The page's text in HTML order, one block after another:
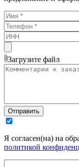
Загрузите файл
Отправить
Я согласен(на) на
политикой